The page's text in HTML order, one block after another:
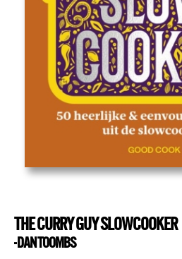
THE CURRY GUY SLOWCOOKER
- DAN TOOMBS